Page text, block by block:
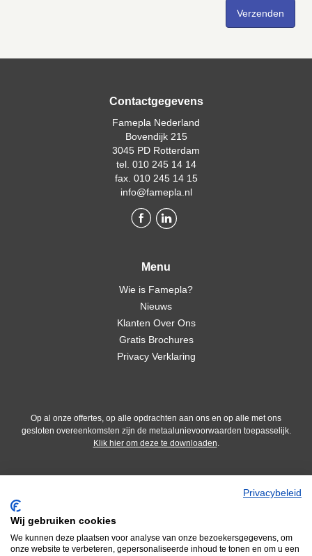
Contactgegevens
Famepla Nederland
Bovendijk 215
3045 PD Rotterdam
tel. 010 245 14 14
fax. 010 245 14 15
info@famepla.nl
Menu
Wie is Famepla?
Nieuws
Klanten Over Ons
Gratis Brochures
Privacy Verklaring
Op al onze offertes, op alle opdrachten aan ons en op alle met ons
gesloten overeenkomsten zijn de metaalunievoorwaarden toepasselijk.
Klik hier om deze te downloaden
Privacybeleid
Wij gebruiken cookies
We kunnen deze plaatsen voor analyse van onze bezoekersgegevens, om
onze website te verbeteren, gepersonaliseerde inhoud te tonen en om u een